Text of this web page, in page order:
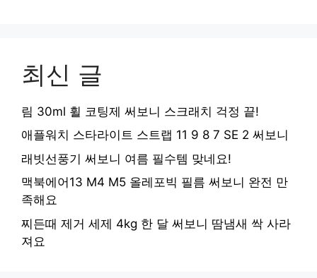
최신 글
림 30ml 휠 코팅제 써보니 스크래치 걱정 끝!
애플워치 스타라이트 스트랩 11 9 8 7 SE 2 써보니
래빗선풍기 써보니 여름 필수템 맞네요!
맥북에어13 M4 M5 올레포빅 필름 써보니 완전 만
족해요
찌든때 제거 세제 4kg 한 달 써보니 땀냄새 싹 사라
져요